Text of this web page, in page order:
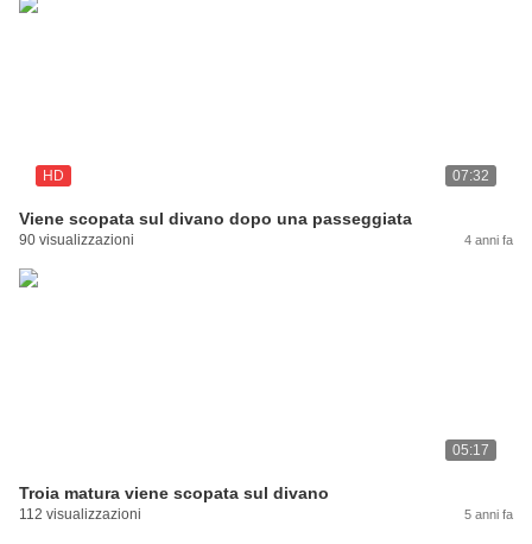
HD 07:32
Viene scopata sul divano dopo una passeggiata
90 visualizzazioni 4 anni fa
05:17
Troia matura viene scopata sul divano
112 visualizzazioni 5 anni fa